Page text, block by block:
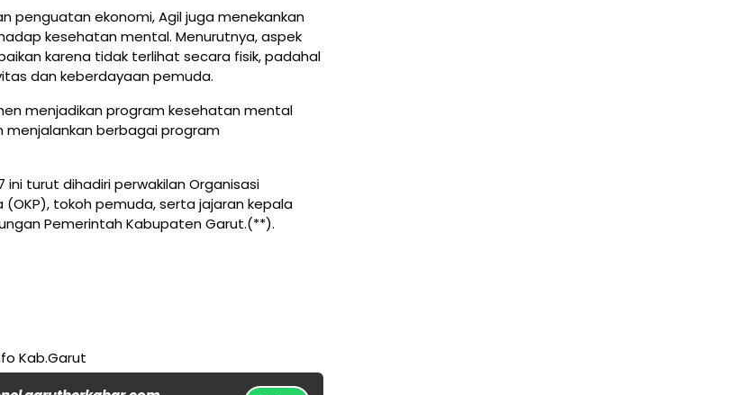
penguatan ekonomi, Agil juga menekankan
kesehatan mental. Menurutnya, aspek
karena tidak terlihat secara fisik, padahal
dan keberdayaan pemuda.
menjadikan program kesehatan mental
berbagai program
ini turut dihadiri perwakilan Organisasi
tokoh pemuda, serta jajaran kepala
Pemerintah Kabupaten Garut.(**).
Kab.Garut